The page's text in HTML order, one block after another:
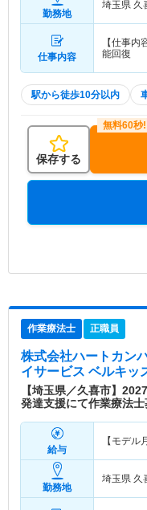
勤務地
埼玉県 久
仕事内容
【仕事
能回復
駅から徒歩10分以内
保存する
作業療法士 正職員
株式会社ハートカン
イサービス ベルキッ
【埼玉県／久喜市】
発達支援にて作業療法士
給与
【モデル
勤務地
埼玉県 久